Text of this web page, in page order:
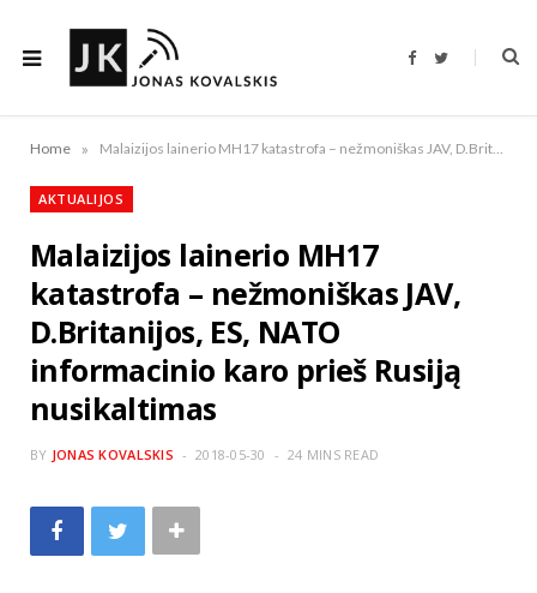
F
b
o
T
t
r
Home »
AKTUALIJOS
Malaizijos lainerio MH17
katastrofa – nežmoniškas JAV,
D.Britanijos, ES, NATO
informacinio karo prieš Rusiją
nusikaltimas
BY JONAS KOVALSKIS 2018-05-30 24 MINS READ